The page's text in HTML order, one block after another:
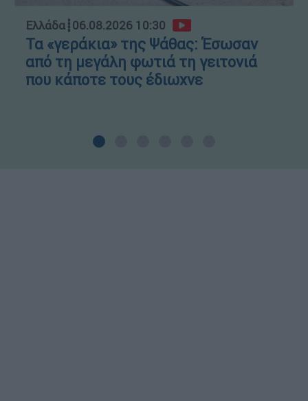
Ελλάδα┋06.08.2026 10:30
Τα «γεράκια» της Ψάθας: Έσωσαν
από τη μεγάλη φωτιά τη γειτονιά
που κάποτε τους έδιωχνε